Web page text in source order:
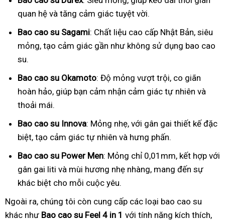
quan hệ và tăng cảm giác tuyệt vời.
Bao cao su Sagami: Chất liệu cao cấp Nhật Bản, siêu
mỏng, tạo cảm giác gần như không sử dụng bao cao
su.
Bao cao su Okamoto: Độ mỏng vượt trội, co giãn
hoàn hảo, giúp bạn cảm nhận cảm giác tự nhiên và
thoải mái.
Bao cao su Innova: Mỏng nhẹ, với gân gai thiết kế đặc
biệt, tạo cảm giác tự nhiên và hưng phấn.
Bao cao su Power Men: Mỏng chỉ 0,01mm, kết hợp với
gân gai liti và mùi hương nhẹ nhàng, mang đến sự
khác biệt cho mỗi cuộc yêu.
Ngoài ra, chúng tôi còn cung cấp các loại bao cao su
khác như Bao cao su Feel 4 in 1 với tính năng kích thích,